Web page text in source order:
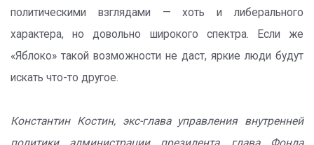
политическими взглядами — хоть и либерального
характера, но довольно широкого спектра. Если же
«Яблоко» такой возможности не даст, яркие люди будут
искать что-то другое.
Константин Костин, экс-глава управления внутренней